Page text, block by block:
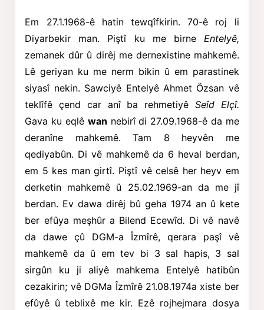
Em 27.1.1968-ê hatin tewqîfkirin. 70-ê roj li
Diyarbekir man. Piştî ku me birne Entelyê,
zemanek dûr û dirêj me dernexistine mahkemê.
Lê geriyan ku me nerm bikin û em parastinek
siyasî nekin. Sawciyê Entelyê Ahmet Özsan vê
teklîfê çend car anî ba rehmetiyê Seîd Elçî.
Gava ku eqlê wan nebirî di 27.09.1968-ê da me
deranîne mahkemê. Tam 8 heyvên me
qediyabûn. Di vê mahkemê da 6 heval berdan,
em 5 kes man girtî. Piştî vê celsê her heyv em
derketin mahkemê û 25.02.1969-an da me jî
berdan. Ev dawa dirêj bû geha 1974 an û kete
ber efûya meşhûr a Bilend Ecewîd. Di vê navê
da dawe çû DGM-a Îzmîrê, qerara paşî vê
mahkemê da û em tev bi 3 sal hapis, 3 sal
sirgûn ku ji aliyê mahkema Entelyê hatibûn
cezakirin; vê DGMa Îzmîrê 21.08.1974a xiste ber
efûyê û teblixê me kir. Ezê rojhejmara dosya